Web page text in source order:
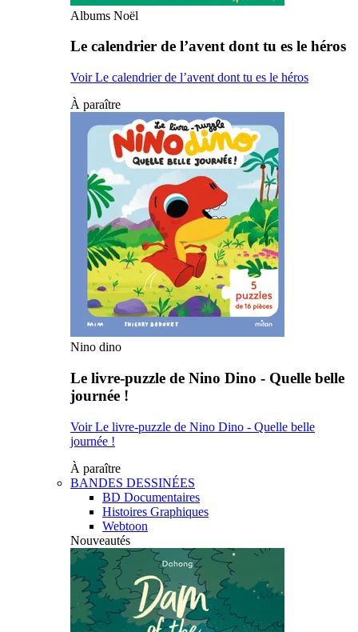
Albums Noël
Le calendrier de l’avent dont tu es le héros
Voir Le calendrier de l’avent dont tu es le héros
À paraître
Nino dino
Le livre-puzzle de Nino Dino - Quelle belle
journée !
Voir Le livre-puzzle de Nino Dino - Quelle belle
journée !
À paraître
BANDES DESSINÉES
BD Documentaires
Histoires Graphiques
Webtoon
Nouveautés